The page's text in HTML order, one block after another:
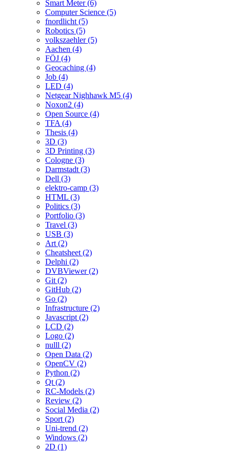
Smart Meter (6)
Computer Science (5)
fnordlicht (5)
Robotics (5)
volkszaehler (5)
Aachen (4)
FÖJ (4)
Geocaching (4)
Job (4)
LED (4)
Netgear Nighhawk M5 (4)
Noxon2 (4)
Open Source (4)
TFA (4)
Thesis (4)
3D (3)
3D Printing (3)
Cologne (3)
Darmstadt (3)
Dell (3)
elektro-camp (3)
HTML (3)
Politics (3)
Portfolio (3)
Travel (3)
USB (3)
Art (2)
Cheatsheet (2)
Delphi (2)
DVBViewer (2)
Git (2)
GitHub (2)
Go (2)
Infrastructure (2)
Javascript (2)
LCD (2)
Logo (2)
nulll (2)
Open Data (2)
OpenCV (2)
Python (2)
Qt (2)
RC-Models (2)
Review (2)
Social Media (2)
Sport (2)
Uni-trend (2)
Windows (2)
2D (1)